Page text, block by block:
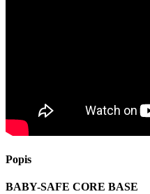
Popis
BABY-SAFE CORE BASE